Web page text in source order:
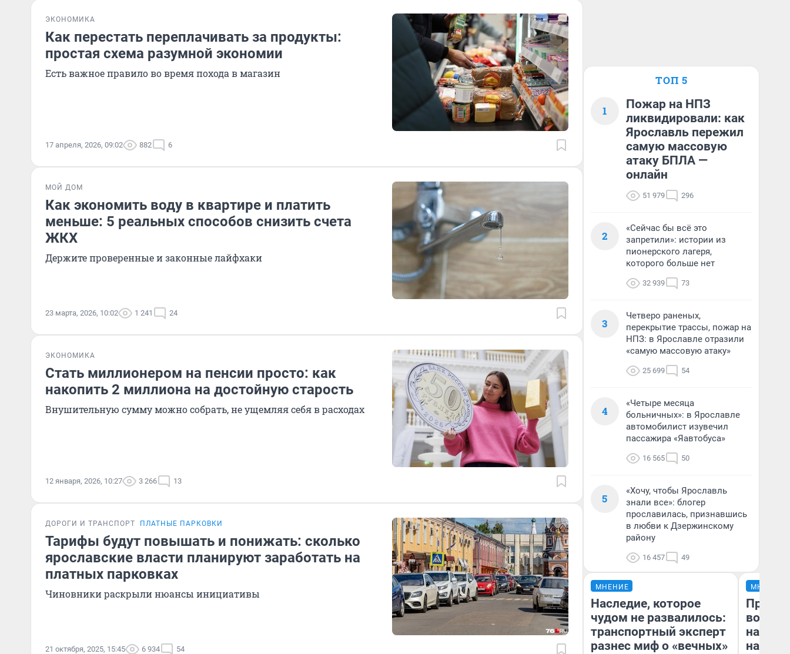
ЭКОНОМИКА
Как перестать переплачивать за продукты:
простая схема разумной экономии
Есть важное правило во время похода в магазин
17 апреля, 2026, 09:02 882 6
МОЙ ДОМ
Как экономить воду в квартире и платить
меньше: 5 реальных способов снизить счета
ЖКХ
Держите проверенные и законные лайфхаки
23 марта, 2026, 10:02 1 241 24
ЭКОНОМИКА
Стать миллионером на пенсии просто: как
накопить 2 миллиона на достойную старость
Внушительную сумму можно собрать, не ущемляя себя в расходах
12 января, 2026, 10:27 3 266 13
ДОРОГИ И ТРАНСПОРТ ПЛАТНЫЕ ПАРКОВКИ
Тарифы будут повышать и понижать: сколько
ярославские власти планируют заработать на
платных парковках
Чиновники раскрыли нюансы инициативы
21 октября, 2025, 15:45 6 934 54
ТОП 5
1
Пожар на НПЗ
ликвидировали: как
Ярославль пережил
самую массовую
атаку БПЛА —
онлайн
51 979 296
2
«Сейчас бы всё это
запретили»: истории из
пионерского лагеря,
которого больше нет
32 939 73
3
Четверо раненых,
перекрытие трассы, пожар на
НПЗ: в Ярославле отразили
«самую массовую атаку»
25 699 54
4
«Четыре месяца
больничных»: в Ярославле
автомобилист изувечил
пассажира «Яавтобуса»
16 565 50
5
«Хочу, чтобы Ярославль
знали все»: блогер
прославилась, признавшись
в любви к Дзержинскому
району
16 457 49
МНЕНИЕ
Наследие, которое
чудом не развалилось:
транспортный эксперт
разнес миф о «вечных»
МНЕНИЕ
нам